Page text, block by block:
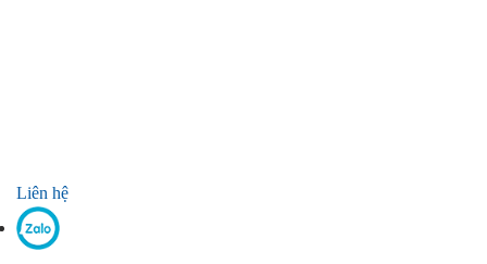
Liên hệ